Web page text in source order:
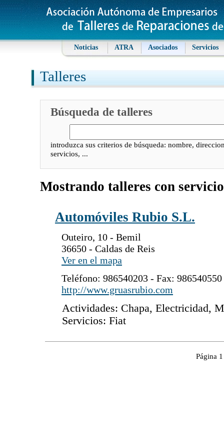
Noticias ATRA Asociados Servicios
Talleres
Búsqueda de talleres
introduzca sus criterios de búsqueda: nombre,
servicios, ...
Mostrando talleres con
Automóviles Rubio S.L.
Outeiro, 10 - Bemil
36650 - Caldas de Reis
Ver en el mapa
Teléfono: 986540203 - Fax: 986540550
http://www.gruasrubio.com
Actividades: Chapa, Electricidad,
Servicios: Fiat
Página